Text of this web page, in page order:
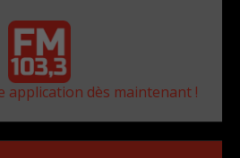
application dès maintenant !